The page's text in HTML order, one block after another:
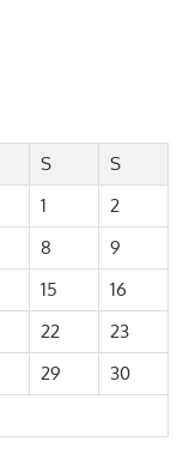
S
S
1
2
8
9
15
16
22
23
29
30